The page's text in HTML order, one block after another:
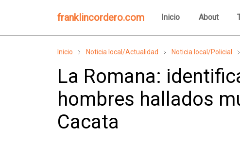
franklincordero.com Inicio About
Inicio Noticia local/Actualidad Noticia local/Policial
La Romana:
hombres hallados
Cacata